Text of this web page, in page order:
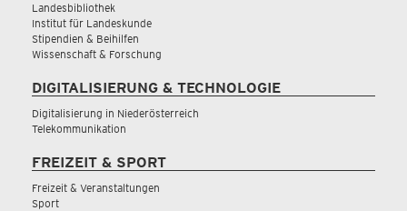
Landesbibliothek
Institut für Landeskunde
Stipendien & Beihilfen
Wissenschaft & Forschung
DIGITALISIERUNG & TECHNOLOGIE
Digitalisierung in Niederösterreich
Telekommunikation
FREIZEIT & SPORT
Freizeit & Veranstaltungen
Sport